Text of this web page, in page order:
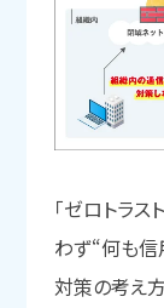
「ゼロトラ
わず“何も信
対策の考え